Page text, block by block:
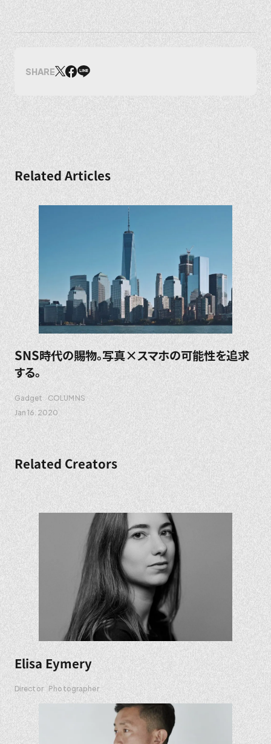
SHARE
Related Articles
SNS時代の賜物。写真×スマホの可能性を追求
する。
Gadget
COLUMNS
Jan 16. 2020
Related Creators
Elisa Eymery
Director Photographer